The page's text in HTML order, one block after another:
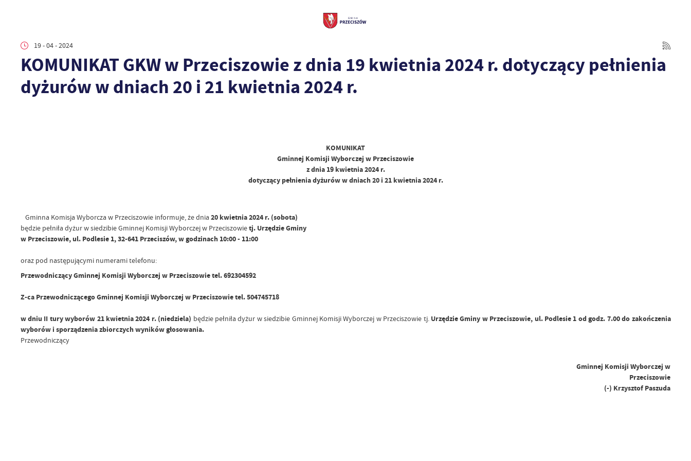
19 - 04 - 2024
KOMUNIKAT GKW w Przeciszowie z dnia 19 kwietnia 2024 r. dotyczący pełnienia
dyżurów w dniach 20 i 21 kwietnia 2024 r.
KOMUNIKAT
Gminnej Komisji Wyborczej w Przeciszowie
z dnia 19 kwietnia 2024 r.
dotyczący pełnienia dyżurów w dniach 20 i 21 kwietnia 2024 r.
Gminna Komisja Wyborcza w Przeciszowie informuje, że dnia 20 kwietnia 2024 r. (sobota)
będzie pełniła dyżur w siedzibie Gminnej Komisji Wyborczej w Przeciszowietj. Urzędzie Gminy
w Przeciszowie, ul. Podlesie 1, 32-641 Przeciszów, w godzinach 10:00 - 11:00
oraz pod następującymi numerami telefonu:
Przewodniczący Gminnej Komisji Wyborczej w Przeciszowie tel. 692304592
Z-ca Przewodniczącego Gminnej Komisji Wyborczej w Przeciszowie tel. 504745718
w dniu II tury wyborów 21 kwietnia 2024 r. (niedziela) będzie pełniła dyżur w siedzibie Gminnej Komisji Wyborczej w Przeciszowie tj. Urzędzie Gminy w Przeciszowie, ul. Podlesie 1 od godz. 7.00 do zakończenia
wyborów i sporządzenia zbiorczych wyników głosowania.
Przewodniczący
Gminnej Komisji Wyborczej w
Przeciszowie
(-) Krzysztof Paszuda